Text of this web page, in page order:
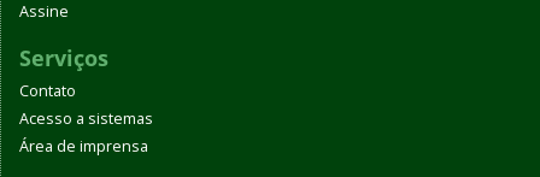
Assine
Serviços
Contato
Acesso a sistemas
Área de imprensa